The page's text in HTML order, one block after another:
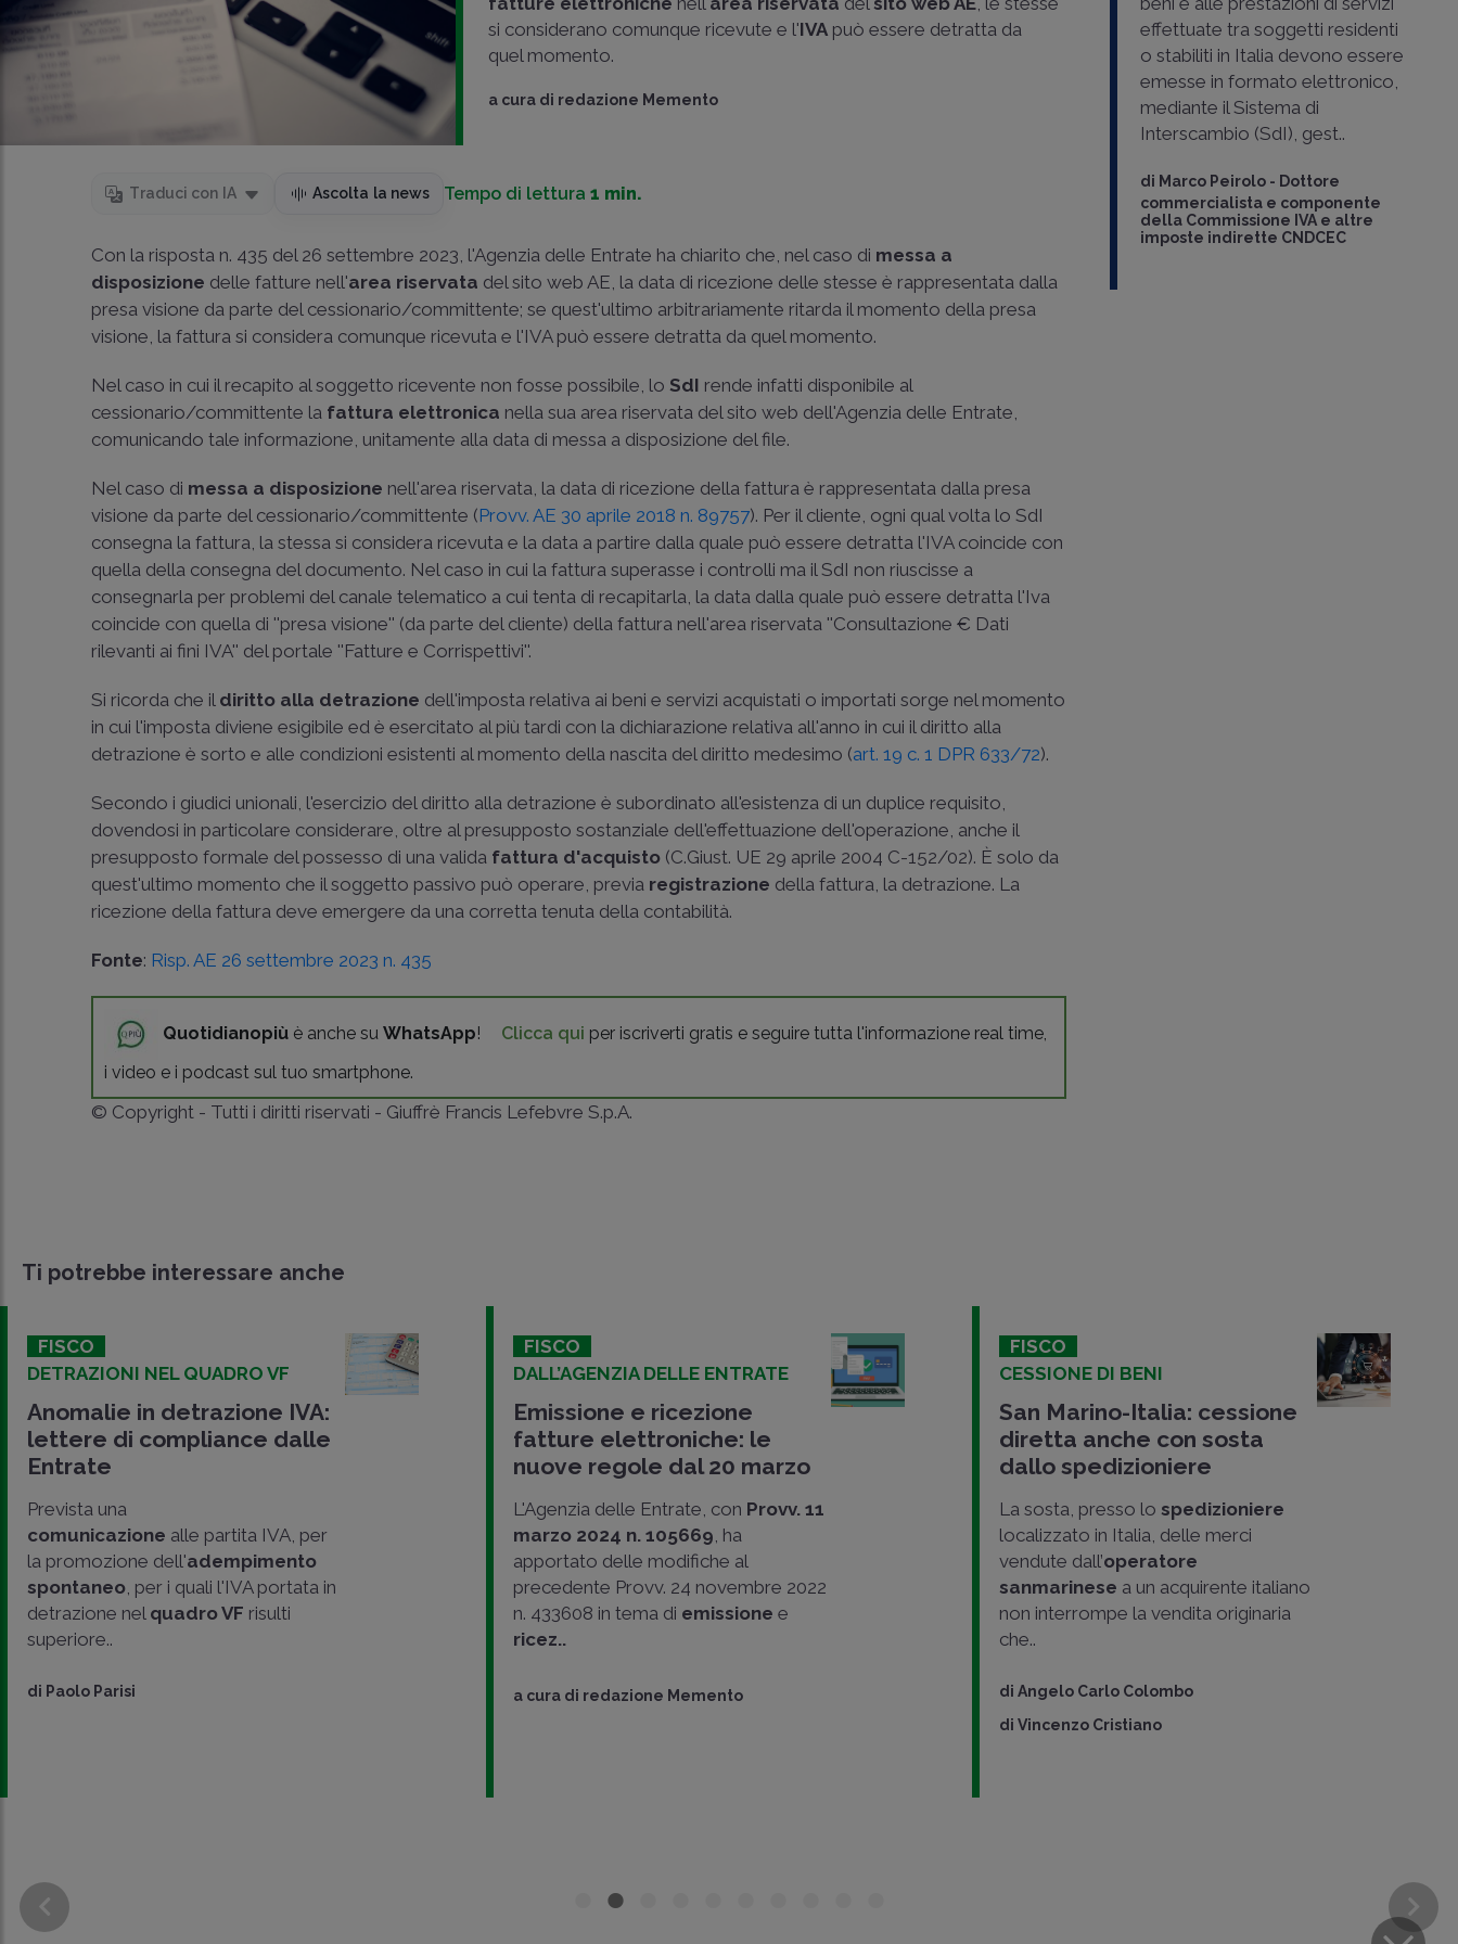
si considerano comunque ricevute e l'IVA può essere detratta da
quel momento.
a cura di redazione Memento
CONDIVIDI
Traduci con IA Ascolta la news Tempo di lettura1 min.
Con la risposta n. 435 del 26 settembre 2023, l'Agenzia delle Entrate ha chiarito che, nel caso di messa a
disposizione delle fatture nell'area riservata del sito web AE, la data di ricezione delle stesse è rappresentata dalla
presa visione da parte del cessionario/committente; se quest'ultimo arbitrariamente ritarda il momento della presa
visione, la fattura si considera comunque ricevuta e l'IVA può essere detratta da quel momento.
Nel caso in cui il recapito al soggetto ricevente non fosse possibile, loSdI rende infatti disponibile al
cessionario/committente la fattura elettronica nella sua area riservata del sito web dell'Agenzia delle Entrate,
comunicando tale informazione, unitamente alla data di messa a disposizione del file.
Nel caso di messa a disposizione nell'area riservata, la data di ricezione della fattura è rappresentata dalla presa
visione da parte del cessionario/committente (Provv. AE 30 aprile 2018 n. 89757). Per il cliente, ogni qual volta lo SdI
consegna la fattura, la stessa si considera ricevuta e la data a partire dalla quale può essere detratta l'IVA coincide con
quella della consegna del documento. Nel caso in cui la fattura superasse i controlli ma il SdI non riuscisse a
consegnarla per problemi del canale telematico a cui tenta di recapitarla, la data dalla quale può essere detratta l'Iva
coincide con quella di ''presa visione'' (da parte del cliente) della fattura nell'area riservata ''Consultazione € Dati
rilevanti ai fini IVA'' del portale ''Fatture e Corrispettivi''.
Si ricorda che il diritto alla detrazione dell'imposta relativa ai beni e servizi acquistati o importati sorge nel momento
in cui l'imposta diviene esigibile ed è esercitato al più tardi con la dichiarazione relativa all'anno in cui il diritto alla
detrazione è sorto e alle condizioni esistenti al momento della nascita del diritto medesimo (art. 19 c. 1 DPR 633/72).
Secondo i giudici unionali, l'esercizio del diritto alla detrazione è subordinato all'esistenza di un duplice requisito,
dovendosi in particolare considerare, oltre al presupposto sostanziale dell'effettuazione dell'operazione, anche il
presupposto formale del possesso di una valida fattura d'acquisto (C.Giust. UE 29 aprile 2004 C-152/02). È solo da
quest'ultimo momento che il soggetto passivo può operare, previa registrazione della fattura, la detrazione. La
ricezione della fattura deve emergere da una corretta tenuta della contabilità.
Fonte: Risp. AE 26 settembre 2023 n. 435
Quotidianopiù è anche suWhatsApp! Clicca qui per iscriverti gratis e seguire tutta l'informazione real time,
i video e i podcast sul tuo smartphone.
© Copyright - Tutti i diritti riservati - Giuffrè Francis Lefebvre S.p.A.
effettuate tra soggetti residenti
o stabiliti in Italia devono essere
emesse in formato elettronico,
mediante il Sistema di
Interscambio (SdI), gest..
di Marco Peirolo - Dottore
commercialista e componente
della Commissione IVA e altre
imposte indirette CNDCEC
Ti potrebbe interessare anche
FISCO
DETRAZIONI NEL QUADRO VF
Anomalie in detrazione IVA:
lettere di compliance dalle
Entrate
Prevista una
comunicazione alle partita IVA, per
la promozione dell'adempimento
spontaneo, per i quali l'IVA portata in
detrazione nel quadro VF risulti
superiore..
di Paolo Parisi
FISCO
DALL’AGENZIA DELLE ENTRATE
Emissione e ricezione
fatture elettroniche: le
nuove regole dal 20 marzo
L'Agenzia delle Entrate, con Provv. 11
marzo 2024 n. 105669, ha
apportato delle modifiche al
precedente Provv. 24 novembre 2022
n. 433608 in tema di emissione e
ricez..
a cura di redazione Memento
FISCO
CESSIONE DI BENI
San Marino-Italia: cessione
diretta anche con sosta
dallo spedizioniere
La sosta, presso lo spedizioniere
localizzato in Italia, delle merci
vendute dall’operatore
sanmarinese a un acquirente italiano
non interrompe la vendita originaria
che..
di Angelo Carlo Colombo
di Vincenzo Cristiano